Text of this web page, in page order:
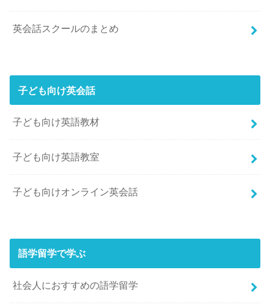
英会話スクールのまとめ
子ども向け英会話
子ども向け英語教材
子ども向け英語教室
子ども向けオンライン英会話
語学留学で学ぶ
社会人におすすめの語学留学